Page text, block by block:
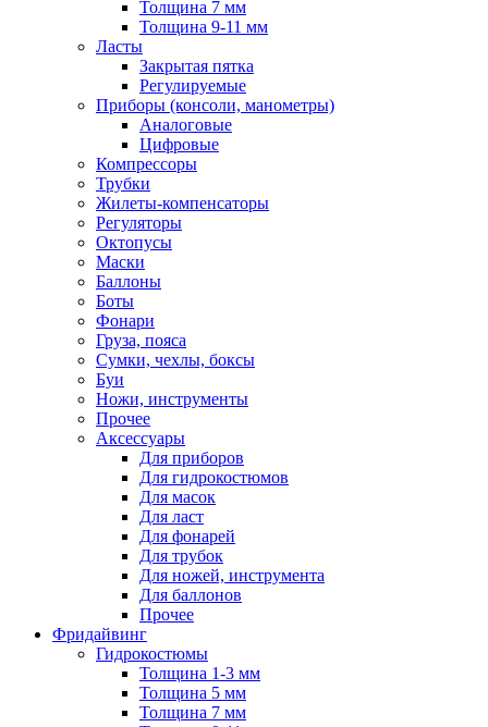
Толщина 7 мм
Толщина 9-11 мм
Ласты
Закрытая пятка
Регулируемые
Приборы (консоли, манометры)
Аналоговые
Цифровые
Компрессоры
Трубки
Жилеты-компенсаторы
Регуляторы
Октопусы
Маски
Баллоны
Боты
Фонари
Груза, пояса
Сумки, чехлы, боксы
Буи
Ножи, инструменты
Прочее
Аксессуары
Для приборов
Для гидрокостюмов
Для масок
Для ласт
Для фонарей
Для трубок
Для ножей, инструмента
Для баллонов
Прочее
Фридайвинг
Гидрокостюмы
Толщина 1-3 мм
Толщина 5 мм
Толщина 7 мм